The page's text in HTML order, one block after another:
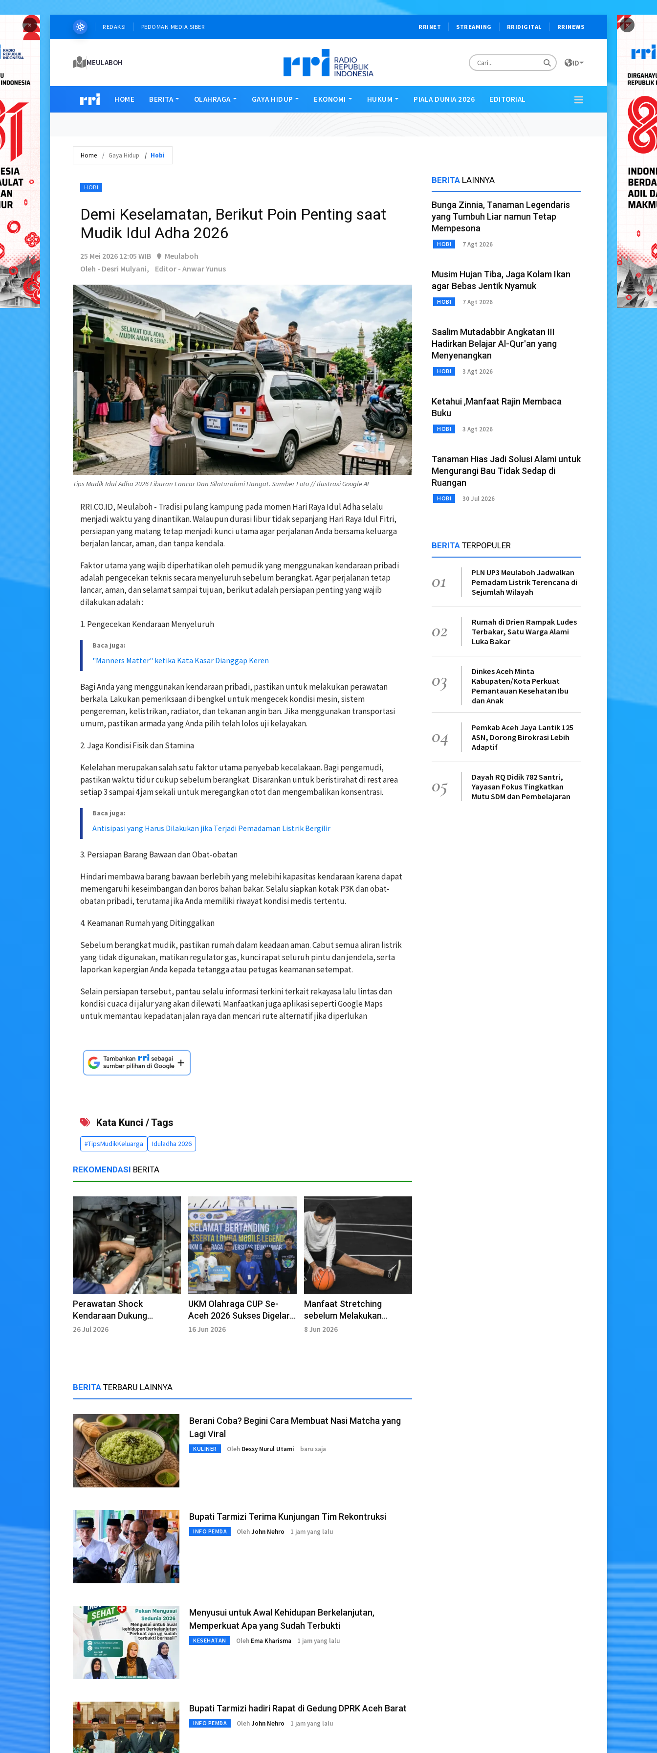
× ×
REDAKSI PEDOMAN MEDIA SIBER RRINET STREAMING RRIDIGITAL RRINEWS
MEULABOH ID
HOME BERITA OLAHRAGA GAYA HIDUP EKONOMI HUKUM PIALA DUNIA 2026 EDITORIAL
Home Gaya Hidup Hobi
HOBI
Demi Keselamatan, Berikut Poin Penting saat
Mudik Idul Adha 2026
25 Mei 2026 12:05 WIB
Meulaboh
Oleh - Desri Mulyani,
Editor - Anwar Yunus
Tips Mudik Idul Adha 2026 Liburan Lancar Dan Silaturahmi Hangat. Sumber Foto // Ilustrasi Google AI
RRI.CO.ID, Meulaboh - Tradisi pulang kampung pada momen Hari Raya Idul Adha selalu
menjadi waktu yang dinantikan. Walaupun durasi libur tidak sepanjang Hari Raya Idul Fitri,
persiapan yang matang tetap menjadi kunci utama agar perjalanan Anda bersama keluarga
berjalan lancar, aman, dan tanpa kendala.
Faktor utama yang wajib diperhatikan oleh pemudik yang menggunakan kendaraan pribadi
adalah pengecekan teknis secara menyeluruh sebelum berangkat. Agar perjalanan tetap
lancar, aman, dan selamat sampai tujuan, berikut adalah persiapan penting yang wajib
dilakukan adalah :
1. Pengecekan Kendaraan Menyeluruh
Baca juga:
"Manners Matter" ketika Kata Kasar Dianggap Keren
Bagi Anda yang menggunakan kendaraan pribadi, pastikan untuk melakukan perawatan
berkala. Lakukan pemeriksaan di bengkel untuk mengecek kondisi mesin, sistem
pengereman, kelistrikan, radiator, dan tekanan angin ban. Jika menggunakan transportasi
umum, pastikan armada yang Anda pilih telah lolos uji kelayakan.
2. Jaga Kondisi Fisik dan Stamina
Kelelahan merupakan salah satu faktor utama penyebab kecelakaan. Bagi pengemudi,
pastikan waktu tidur cukup sebelum berangkat. Disarankan untuk beristirahat di rest area
setiap 3 sampai 4 jam sekali untuk meregangkan otot dan mengembalikan konsentrasi.
Baca juga:
Antisipasi yang Harus Dilakukan jika Terjadi Pemadaman Listrik Bergilir
3. Persiapan Barang Bawaan dan Obat-obatan
Hindari membawa barang bawaan berlebih yang melebihi kapasitas kendaraan karena dapat
memengaruhi keseimbangan dan boros bahan bakar. Selalu siapkan kotak P3K dan obat-
obatan pribadi, terutama jika Anda memiliki riwayat kondisi medis tertentu.
4. Keamanan Rumah yang Ditinggalkan
Sebelum berangkat mudik, pastikan rumah dalam keadaan aman. Cabut semua aliran listrik
yang tidak digunakan, matikan regulator gas, kunci rapat seluruh pintu dan jendela, serta
laporkan kepergian Anda kepada tetangga atau petugas keamanan setempat.
Selain persiapan tersebut, pantau selalu informasi terkini terkait rekayasa lalu lintas dan
kondisi cuaca di jalur yang akan dilewati. Manfaatkan juga aplikasi seperti Google Maps
untuk memantau kepadatan jalan raya dan mencari rute alternatif jika diperlukan
Kata Kunci / Tags
#TipsMudikKeluarga Iduladha 2026
REKOMENDASI BERITA
Perawatan Shock
Kendaraan Dukung
Keselamatan di Jalan Raya
26 Jul 2026
UKM Olahraga CUP Se-
Aceh 2026 Sukses Digelar
UTU
16 Jun 2026
Manfaat Stretching
sebelum Melakukan
Olahraga Inti
8 Jun 2026
BERITA TERBARU LAINNYA
Berani Coba? Begini Cara Membuat Nasi Matcha yang
Lagi Viral
KULINER Oleh Dessy Nurul Utami baru saja
Bupati Tarmizi Terima Kunjungan Tim Rekontruksi
INFO PEMDA OlehJohn Nehro 1 jam yang lalu
Menyusui untuk Awal Kehidupan Berkelanjutan,
Memperkuat Apa yang Sudah Terbukti
KESEHATAN Oleh Ema Kharisma 1 jam yang lalu
Bupati Tarmizi hadiri Rapat di Gedung DPRK Aceh Barat
INFO PEMDA OlehJohn Nehro 1 jam yang lalu
BERITA LAINNYA
Bunga Zinnia, Tanaman Legendaris
yang Tumbuh Liar namun Tetap
Mempesona
HOBI 7 Agt 2026
Musim Hujan Tiba, Jaga Kolam Ikan
agar Bebas Jentik Nyamuk
HOBI 7 Agt 2026
Saalim Mutadabbir Angkatan III
Hadirkan Belajar Al-Qur'an yang
Menyenangkan
HOBI 3 Agt 2026
Ketahui ,Manfaat Rajin Membaca
Buku
HOBI 3 Agt 2026
Tanaman Hias Jadi Solusi Alami untuk
Mengurangi Bau Tidak Sedap di
Ruangan
HOBI 30 Jul 2026
BERITA TERPOPULER
01
PLN UP3 Meulaboh Jadwalkan
Pemadam Listrik Terencana di
Sejumlah Wilayah
02
Rumah di Drien Rampak Ludes
Terbakar, Satu Warga Alami
Luka Bakar
03
Dinkes Aceh Minta
Kabupaten/Kota Perkuat
Pemantauan Kesehatan Ibu
dan Anak
04
Pemkab Aceh Jaya Lantik 125
ASN, Dorong Birokrasi Lebih
Adaptif
05
Dayah RQ Didik 782 Santri,
Yayasan Fokus Tingkatkan
Mutu SDM dan Pembelajaran